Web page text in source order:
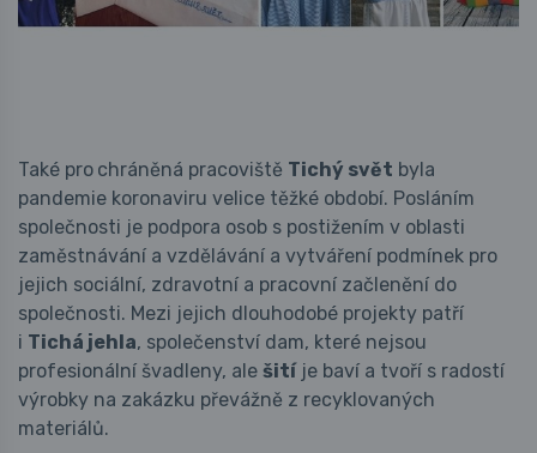
Také pro chráněná pracoviště Tichý svět byla
pandemie koronaviru velice těžké období. Posláním
společnosti je podpora osob s postižením v oblasti
zaměstnávání a vzdělávání a vytváření podmínek pro
jejich sociální, zdravotní a pracovní začlenění do
společnosti. Mezi jejich dlouhodobé projekty patří
i Tichá jehla, společenství dam, které nejsou
profesionální švadleny, ale šití je baví a tvoří s radostí
výrobky na zakázku převážně z recyklovaných
materiálů.